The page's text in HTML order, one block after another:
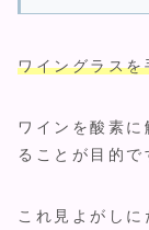
ワイングラス
ワインを酸素
ることが目的で
これ見よがし